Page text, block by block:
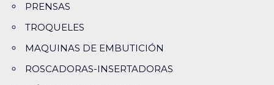
PRENSAS
TROQUELES
MAQUINAS DE EMBUTICIÓN
ROSCADORAS-INSERTADORAS